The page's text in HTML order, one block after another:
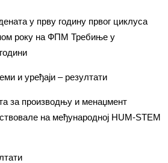
у прву годину првог циклуса
року на ФПМ Требиње у
и уређаји – резултати
за производњу и менаџмент
на међународној HUM-STEM